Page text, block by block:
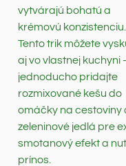
vytvárajú bohatú a
krémovú konzistenciu.
Tento trik môžete
aj vo vlastnej kuchyni
jednoducho pridajte
rozmixované kešu do
omáčky na cestoviny
zeleninové jedlá pre
smotanový efekt a
prínos.